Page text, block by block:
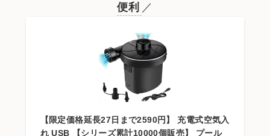
便利 ／
【限定価格延長27日まで2590円】 充電式空気入
れ USB 【シリーズ累計10000個販売】 プール